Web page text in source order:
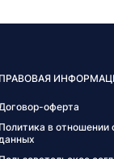
ПРАВОВАЯ
оферта
Политика в отношении